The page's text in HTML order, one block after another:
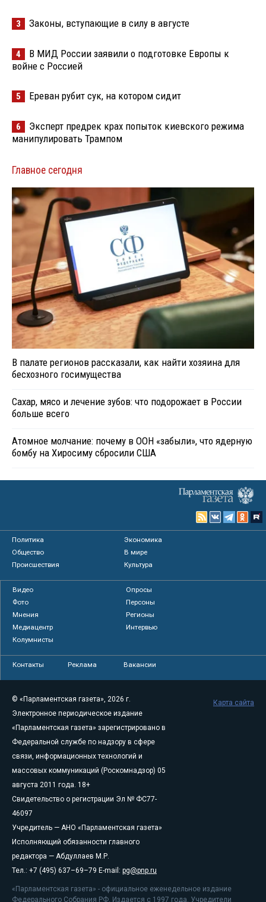
3 Законы, вступающие в силу в августе
4
В МИД России заявили о подготовке Европы к
войне с Россией
5 Ереван рубит сук, на котором сидит
6
Эксперт предрек крах попыток киевского режима
манипулировать Трампом
Главное сегодня
В палате регионов рассказали, как найти хозяина для
бесхозного госимущества
Сахар, мясо и лечение зубов: что подорожает в России
больше всего
Атомное молчание: почему в ООН «забыли», что ядерную
бомбу на Хиросиму сбросили США
Политика
Экономика
Общество
В мире
Происшествия
Культура
Видео
Опросы
Фото
Персоны
Мнения
Регионы
Медиацентр
Интервью
Колумнисты
Контакты Реклама Вакансии
© «Парламентская газета», 2026 г.
Электронное периодическое издание
«Парламентская газета» зарегистрировано в
Федеральной службе по надзору в сфере
связи, информационных технологий и
массовых коммуникаций (Роскомнадзор) 05
августа 2011 года. 18+
Свидетельство о регистрации Эл № ФС77-
46097
Учредитель — АНО «Парламентская газета»
Исполняющий обязанности главного
редактора — Абдуллаев М.Р.
Тел.: +7 (495) 637–69–79 E-mail: pg@pnp.ru
«Парламентская газета» - официальное еженедельное издание
Федерального Собрания РФ. Издается с 1997 года. Учредители
Карта сайта